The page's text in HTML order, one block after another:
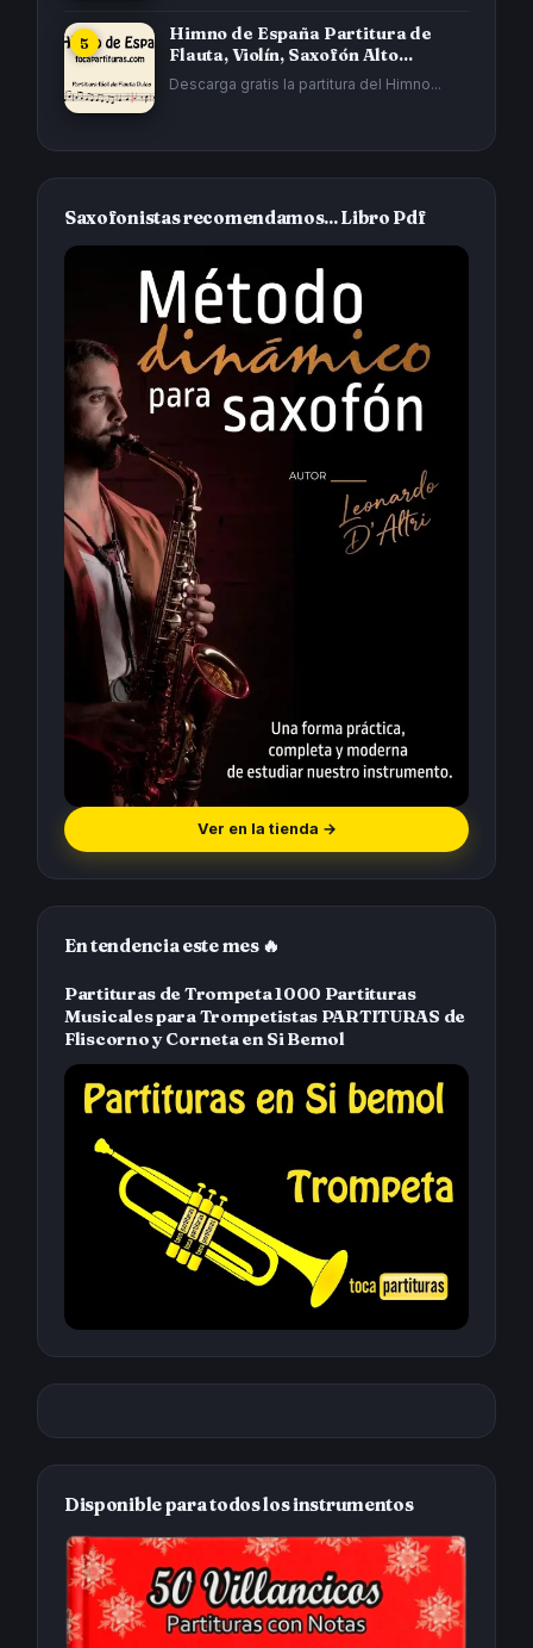
Himno de España Partitura de
Flauta, Violín, Saxofón Alto...
Descarga gratis la partitura del Himno...
Saxofonistas recomendamos... Libro Pdf
Ver en la tienda →
En tendencia este mes 🔥
Partituras de Trompeta 1000 Partituras
Musicales para Trompetistas PARTITURAS de
Fliscorno y Corneta en Si Bemol
Disponible para todos los instrumentos